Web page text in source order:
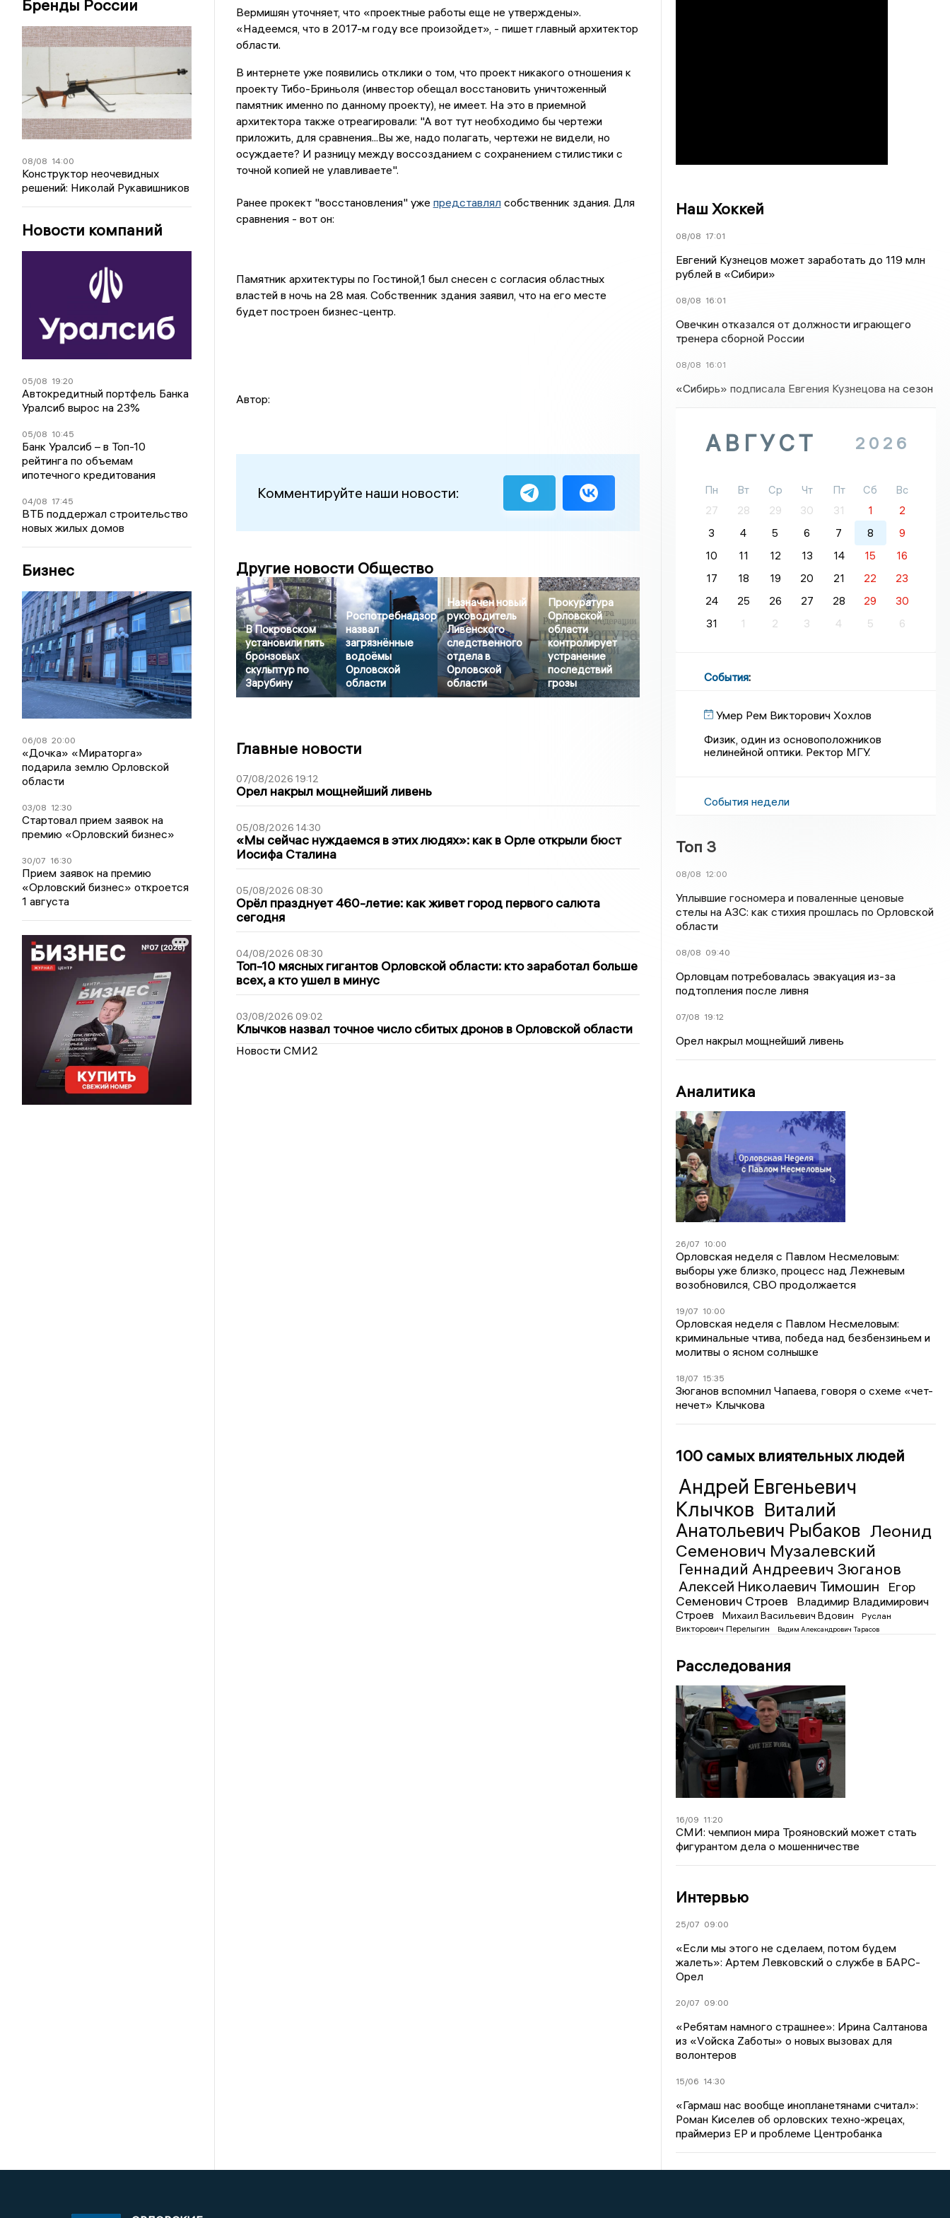
Бренды России
08/08 14:00
Конструктор неочевидных
решений: Николай Рукавишников
Новости компаний
05/08 19:20
Автокредитный портфель Банка
Уралсиб вырос на 23%
05/08 10:45
Банк Уралсиб – в Топ-10
рейтинга по объемам
ипотечного кредитования
04/08 17:45
ВТБ поддержал строительство
новых жилых домов
Бизнес
06/08 20:00
«Дочка» «Мираторга»
подарила землю Орловской
области
03/08 12:30
Стартовал прием заявок на
премию «Орловский бизнес»
30/07 16:30
Прием заявок на премию
«Орловский бизнес» откроется
1 августа
Вермишян уточняет, что «проектные работы еще не утверждены».
«Надеемся, что в 2017-м году все произойдет», - пишет главный архитектор
области.
В интернете уже появились отклики о том, что проект никакого отношения к
проекту Тибо-Бриньоля (инвестор обещал восстановить уничтоженный
памятник именно по данному проекту), не имеет. На это в приемной
архитектора также отреагировали: "А вот тут необходимо бы чертежи
приложить, для сравнения...Вы же, надо полагать, чертежи не видели, но
осуждаете? И разницу между воссозданием с сохранением стилистики с
точной копией не улавливаете".
Ранее прокект "восстановления" уже представлялсобственник здания. Для
сравнения - вот он:
Памятник архитектуры по Гостиной,1 был снесен с согласия областных
властей в ночь на 28 мая. Собственник здания заявил, что на его месте
будет построен бизнес-центр.
Автор:
Комментируйте наши новости:
Другие новости Общество
В Покровском
установили пять
бронзовых
скульптур по
Зарубину
Роспотребнадзор
назвал
загрязнённые
водоёмы
Орловской
области
Назначен новый
руководитель
Ливенского
следственного
отдела в
Орловской
области
Прокуратура
Орловской
области
контролирует
устранение
последствий
грозы
Главные новости
07/08/2026 19:12
Орел накрыл мощнейший ливень
05/08/2026 14:30
«Мы сейчас нуждаемся в этих людях»: как в Орле открыли бюст
Иосифа Сталина
05/08/2026 08:30
Орёл празднует 460-летие: как живет город первого салюта
сегодня
04/08/2026 08:30
Топ-10 мясных гигантов Орловской области: кто заработал больше
всех, а кто ушел в минус
03/08/2026 09:02
Клычков назвал точное число сбитых дронов в Орловской области
Новости СМИ2
Наш Хоккей
08/08 17:01
Евгений Кузнецов может заработать до 119 млн
рублей в «Сибири»
08/08 16:01
Овечкин отказался от должности играющего
тренера сборной России
08/08 16:01
«Сибирь» подписала Евгения Кузнецова на сезон
АВГУСТ 2026
Пн Вт Ср Чт Пт Сб
Вс
27
28 29 30 31 1
2
3
4 5 6 7 8
9
10
11 12 13 14 15
16
17
18 19 20 21 22
23
24
25 26 27 28 29
30
31
1 2 3 4 5 6
События:
Умер Рем Викторович Хохлов
Физик, один из основоположников
нелинейной оптики. Ректор МГУ.
События недели
Топ 3
08/08 12:00
Уплывшие госномера и поваленные ценовые
стелы на АЗС: как стихия прошлась по Орловской
области
08/08 09:40
Орловцам потребовалась эвакуация из-за
подтопления после ливня
07/08 19:12
Орел накрыл мощнейший ливень
Аналитика
26/07 10:00
Орловская неделя с Павлом Несмеловым:
выборы уже близко, процесс над Лежневым
возобновился, СВО продолжается
19/07 10:00
Орловская неделя с Павлом Несмеловым:
криминальные чтива, победа над безбензиньем и
молитвы о ясном солнышке
18/07 15:35
Зюганов вспомнил Чапаева, говоря о схеме «чет-
нечет» Клычкова
100 самых влиятельных людей
Андрей Евгеньевич
Клычков Виталий
Анатольевич Рыбаков Леонид
Семенович Музалевский
Геннадий Андреевич Зюганов
Алексей Николаевич Тимошин
Егор
Семенович Строев
Владимир Владимирович
Строев
Михаил Васильевич Вдовин
Руслан
Викторович Перелыгин
Вадим Александрович Тарасов
Расследования
16/09 11:20
СМИ: чемпион мира Трояновский может стать
фигурантом дела о мошенничестве
Интервью
25/07 09:00
«Если мы этого не сделаем, потом будем
жалеть»: Артем Левковский о службе в БАРС-
Орел
20/07 09:00
«Ребятам намного страшнее»: Ирина Салтанова
из «Vойска Zаботы» о новых вызовах для
волонтеров
15/06 14:30
«Гармаш нас вообще инопланетянами считал»:
Роман Киселев об орловских техно-жрецах,
праймериз ЕР и проблеме Центробанка